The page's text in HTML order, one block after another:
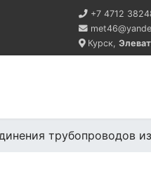
+7 4712
Курск,
трубопроводов